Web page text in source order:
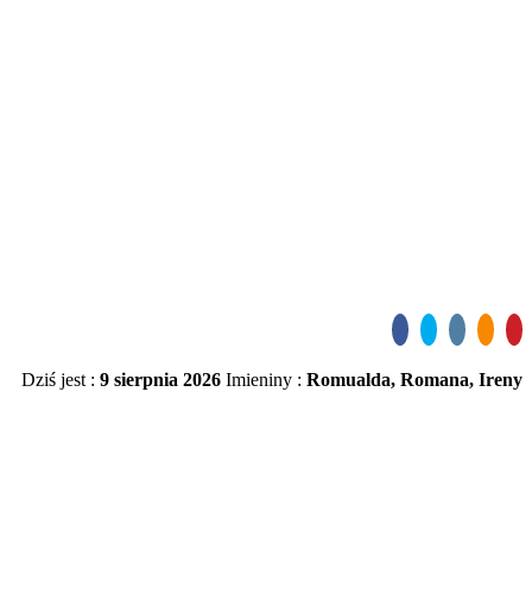
Dziś jest : 9 sierpnia 2026 Imieniny : Romualda, Romana, Ireny